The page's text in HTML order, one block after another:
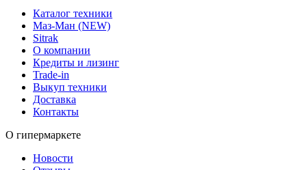
Каталог техники
Маз-Ман (NEW)
Sitrak
О компании
Кредиты и лизинг
Trade-in
Выкуп техники
Доставка
Контакты
О гипермаркете
Новости